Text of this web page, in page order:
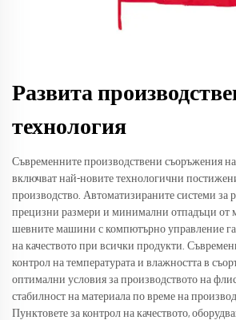
Развита
технология
Съвременните производствени съоръжения
включват най-новите технологични
производство. Автоматизираните системи за
прецизни размери и минимални отпадъци от
шевните машини с компютърно управление
на качеството при всички продукти.
контрол на температурата и влажността в
оптимални условия за производството на
стабилност на материала по време на
Пунктовете за контрол на качеството,